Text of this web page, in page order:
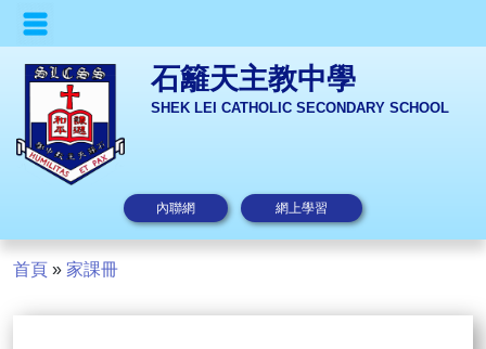
石籬天主教中學
SHEK LEI CATHOLIC SECONDARY SCHOOL
內聯網 網上學習
首頁 » 家課冊